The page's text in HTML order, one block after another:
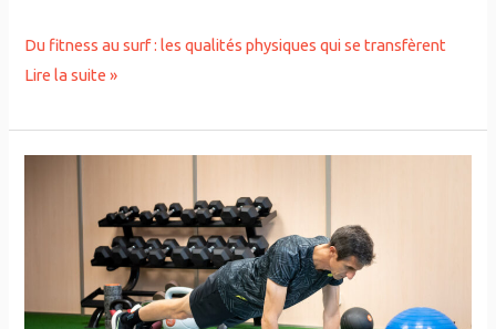
Du fitness au surf : les qualités physiques qui se transfèrent
Lire la suite »
corps